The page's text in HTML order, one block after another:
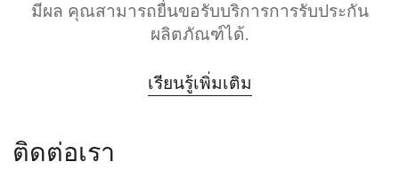
มีผล คุณสามารถยื่นขอรับบริการการรับประกัน
ผลิตภัณฑ์ได้.
เรียนรู้เพิ่มเติม
ติดต่อเรา